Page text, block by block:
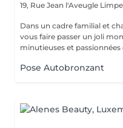
19, Rue Jean l'Aveugle
Dans un cadre familial et
vous faire passer un joli
minutieuses et passionnées
Pose Autobronzant